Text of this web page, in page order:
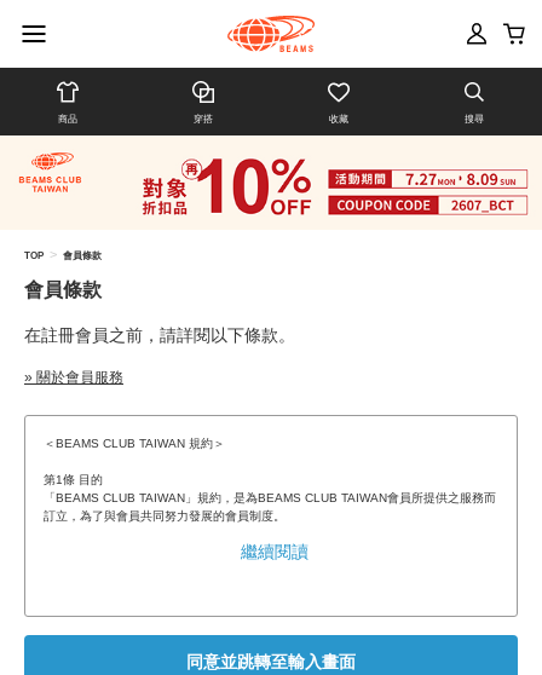
商品 穿搭 收藏 搜尋
TOP > 會員條款
會員條款
在註冊會員之前，請詳閱以下條款。
» 關於會員服務
＜BEAMS CLUB TAIWAN 規約＞
第1條 目的
「BEAMS CLUB TAIWAN」規約，是為BEAMS CLUB TAIWAN會員所提供之服務而
繼續閱讀